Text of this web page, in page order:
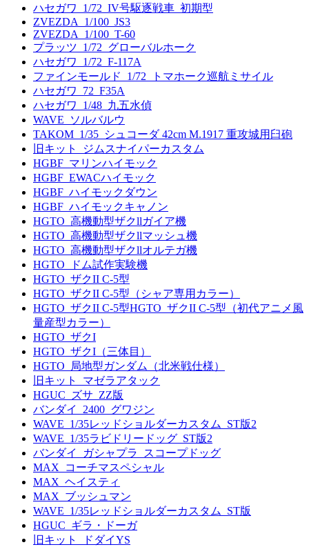
ハセガワ_1/72_IV号駆逐戦車_初期型
ZVEZDA_1/100_JS3
ZVEZDA_1/100_T-60
プラッツ_1/72_グローバルホーク
ハセガワ_1/72_F-117A
ファインモールド_1/72_トマホーク巡航ミサイル
ハセガワ_72_F35A
ハセガワ_1/48_九五水偵
WAVE_ソルバルウ
TAKOM_1/35_シュコーダ 42cm M.1917 重攻城用臼砲
旧キット_ジムスナイパーカスタム
HGBF_マリンハイモック
HGBF_EWACハイモック
HGBF_ハイモックダウン
HGBF_ハイモックキャノン
HGTO_高機動型ザクllガイア機
HGTO_高機動型ザクllマッシュ機
HGTO_高機動型ザクllオルテガ機
HGTO_ドム試作実験機
HGTO_ザクII C-5型
HGTO_ザクII C-5型（シャア専用カラー）
HGTO_ザクII C-5型HGTO_ザクII C-5型（初代アニメ風
量産型カラー）
HGTO_ザクI
HGTO_ザクI（三体目）
HGTO_局地型ガンダム（北米戦仕様）
旧キット_マゼラアタック
HGUC_ズサ_ZZ版
バンダイ_2400_グワジン
WAVE_1/35レッドショルダーカスタム_ST版2
WAVE_1/35ラビドリードッグ_ST版2
バンダイ_ガシャプラ_スコープドッグ
MAX_コーチマスペシャル
MAX_ヘイスティ
MAX_ブッシュマン
WAVE_1/35レッドショルダーカスタム_ST版
HGUC_ギラ・ドーガ
旧キット_ドダイYS